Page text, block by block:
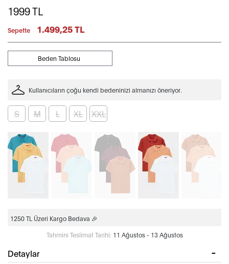
1999TL
Sepette 1.499,25 TL
Beden Tablosu
Kullanıcıların çoğu kendi bedeninizi almanızı öneriyor.
S M L XL XXL
1250 TL Üzeri Kargo Bedava 🎉
Tahmini Teslimat Tarihi: 11 Ağustos - 13 Ağustos
Detaylar